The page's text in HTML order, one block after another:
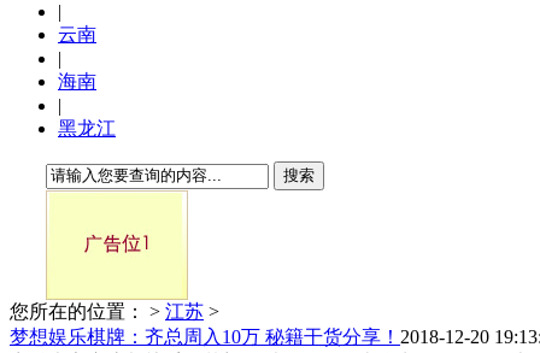
|
云南
|
海南
|
黑龙江
搜索
您所在的位置： > 江苏 >
梦想娱乐棋牌：齐总周入10万 秘籍干货分享！ 2018-12-20